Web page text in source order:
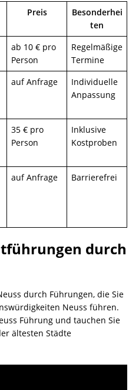
Preis
Besonderhei
ten
ab 10 € pro
Person
Regelmäßige
Termine
auf Anfrage
Individuelle
Anpassung
35 € pro
Person
Inklusive
Kostproben
auf Anfrage Barrierefrei
durch
durch Führungen, die Sie
Neuss führen.
Führung und tauchen Sie
ältesten Städte